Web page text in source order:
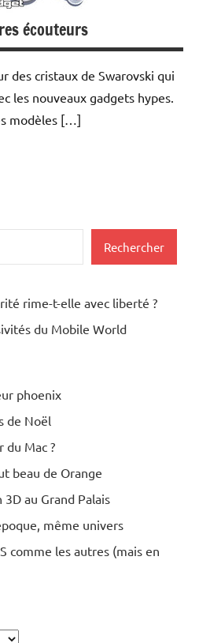
écouteurs
des cristaux de Swarovski qui
les nouveaux gadgets hypes.
modèles […]
Rechercher
rime-t-elle avec liberté ?
du Mobile World
phoenix
de Noël
du Mac ?
beau de Orange
3D au Grand Palais
même univers
comme les autres (mais en